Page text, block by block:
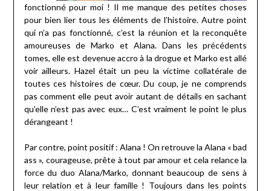
fonctionné pour moi ! Il me manque des petites choses
pour bien lier tous les éléments de l’histoire. Autre point
qui n’a pas fonctionné, c’est la réunion et la reconquête
amoureuses de Marko et Alana. Dans les précédents
tomes, elle est devenue accro à la drogue et Marko est allé
voir ailleurs. Hazel était un peu la victime collatérale de
toutes ces histoires de cœur. Du coup, je ne comprends
pas comment elle peut avoir autant de détails en sachant
qu’elle n’est pas avec eux… C’est vraiment le point le plus
dérangeant !
Par contre, point positif : Alana ! On retrouve la Alana « bad
ass », courageuse, prête à tout par amour et cela relance la
force du duo Alana/Marko, donnant beaucoup de sens à
leur relation et à leur famille ! Toujours dans les points